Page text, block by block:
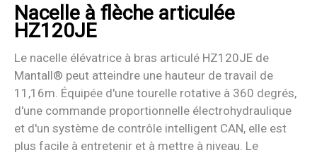
Nacelle à flèche articulée
HZ120JE
Le nacelle élévatrice à bras articulé HZ120JE de
Mantall® peut atteindre une hauteur de travail de
11,16m. Équipée d'une tourelle rotative à 360 degrés,
d'une commande proportionnelle électrohydraulique
et d'un système de contrôle intelligent CAN, elle est
plus facile à entretenir et à mettre à niveau. Le